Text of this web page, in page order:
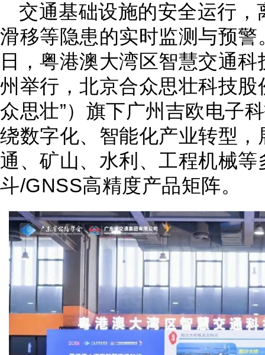
交通基础设施的安全运行
滑移等隐患的实时监测与预
日，粤港澳大湾区智慧交通
州举行，北京合众思壮科技股
众思壮”）旗下广州吉欧电子
绕数字化、智能化产业转型
通、矿山、水利、工程机械
斗/GNSS高精度产品矩阵。